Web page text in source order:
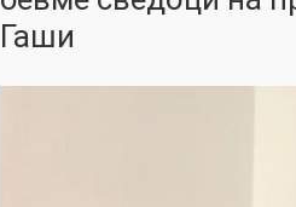
Гаши